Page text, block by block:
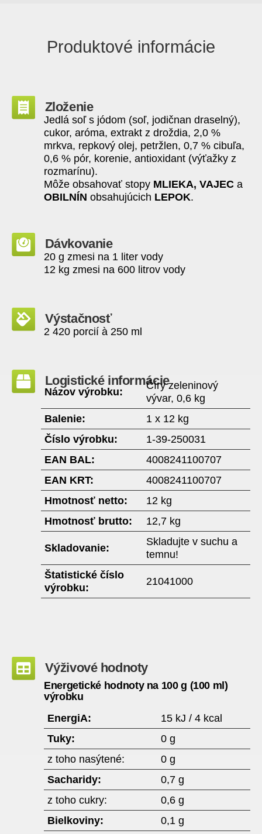
Produktové informácie
Zloženie
Jedlá soľ s jódom (soľ, jodičnan draselný),
cukor, aróma, extrakt z droždia, 2,0 %
mrkva, repkový olej, petržlen, 0,7 % cibuľa,
0,6 % pór, korenie, antioxidant (výťažky z
rozmarínu).
Môže obsahovať stopy MLIEKA, VAJEC a
OBILNÍN obsahujúcich LEPOK.
Dávkovanie
20 g zmesi na 1 liter vody
12 kg zmesi na 600 litrov vody
Výstačnosť
2 420 porcií à 250 ml
Logistické informácie
Názov výrobku:
Číry zeleninový
vývar, 0,6 kg
Balenie:
1 x 12 kg
Číslo výrobku:
1-39-250031
EAN BAL:
4008241100707
EAN KRT:
4008241100707
Hmotnosť netto:
12 kg
Hmotnosť brutto:
12,7 kg
Skladovanie:
Skladujte v suchu a
temnu!
Štatistické číslo
výrobku:
21041000
Výživové hodnoty
Energetické hodnoty na 100 g (100 ml)
výrobku
EnergiA:
15 kJ / 4 kcal
Tuky:
0 g
z toho nasýtené:
0 g
Sacharidy:
0,7 g
z toho cukry:
0,6 g
Bielkoviny:
0,1 g